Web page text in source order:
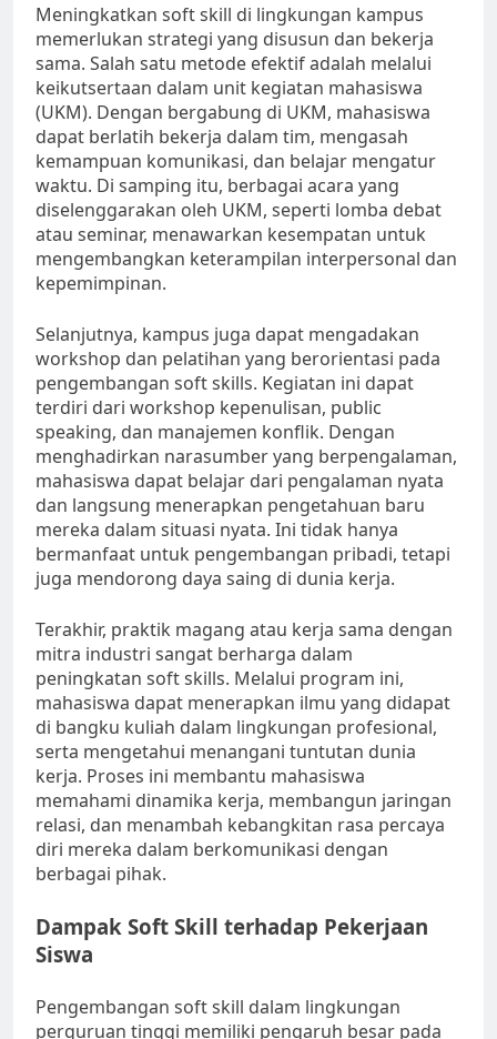
Meningkatkan soft skill di lingkungan kampus
memerlukan strategi yang disusun dan bekerja
sama. Salah satu metode efektif adalah melalui
keikutsertaan dalam unit kegiatan mahasiswa
(UKM). Dengan bergabung di UKM, mahasiswa
dapat berlatih bekerja dalam tim, mengasah
kemampuan komunikasi, dan belajar mengatur
waktu. Di samping itu, berbagai acara yang
diselenggarakan oleh UKM, seperti lomba debat
atau seminar, menawarkan kesempatan untuk
mengembangkan keterampilan interpersonal dan
kepemimpinan.
Selanjutnya, kampus juga dapat mengadakan
workshop dan pelatihan yang berorientasi pada
pengembangan soft skills. Kegiatan ini dapat
terdiri dari workshop kepenulisan, public
speaking, dan manajemen konflik. Dengan
menghadirkan narasumber yang berpengalaman,
mahasiswa dapat belajar dari pengalaman nyata
dan langsung menerapkan pengetahuan baru
mereka dalam situasi nyata. Ini tidak hanya
bermanfaat untuk pengembangan pribadi, tetapi
juga mendorong daya saing di dunia kerja.
Terakhir, praktik magang atau kerja sama dengan
mitra industri sangat berharga dalam
peningkatan soft skills. Melalui program ini,
mahasiswa dapat menerapkan ilmu yang didapat
di bangku kuliah dalam lingkungan profesional,
serta mengetahui menangani tuntutan dunia
kerja. Proses ini membantu mahasiswa
memahami dinamika kerja, membangun jaringan
relasi, dan menambah kebangkitan rasa percaya
diri mereka dalam berkomunikasi dengan
berbagai pihak.
Dampak Soft Skill terhadap Pekerjaan
Siswa
Pengembangan soft skill dalam lingkungan
perguruan tinggi memiliki pengaruh besar pada